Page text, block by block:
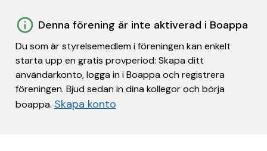
Denna förening är inte aktiverad i Boappa
Du som är styrelsemedlem i föreningen kan enkelt
starta upp en gratis provperiod: Skapa ditt
användarkonto, logga in i Boappa och registrera
föreningen. Bjud sedan in dina kollegor och börja
boappa. Skapa konto